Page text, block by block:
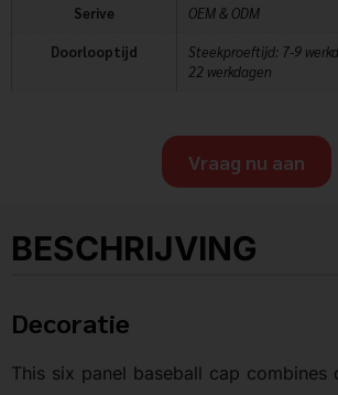
Serive OEM & ODM
Doorlooptijd
Steekproeftijd: 7-9
22 werkdagen
Vraag nu aan
BESCHRIJVING
Decoratie
This six panel baseball cap combines